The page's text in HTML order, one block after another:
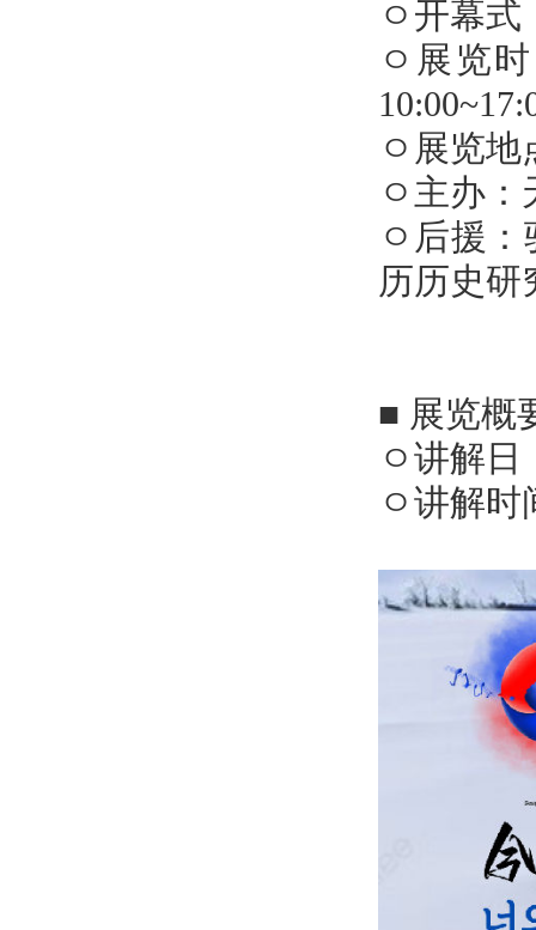
ㅇ开幕式
ㅇ展览
ㅇ展览
ㅇ主办
ㅇ后援：
历历史研
■ 展览概
ㅇ讲解日
ㅇ讲解时